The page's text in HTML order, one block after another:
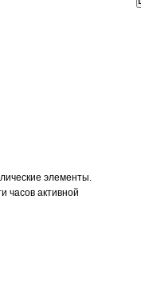
элементы.
часов активной